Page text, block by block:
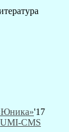
'17
UMI-CMS